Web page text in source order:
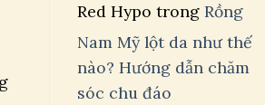
Red Hypo trong Rồng
Nam Mỹ lột da như thế
nào? Hướng dẫn chăm
sóc chu đáo